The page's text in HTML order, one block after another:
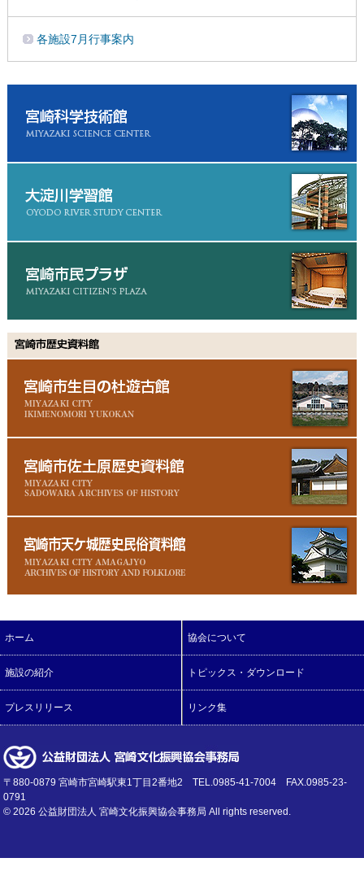
各施設7月行事案内
ホーム 協会について
施設の紹介 トピックス・ダウンロード
プレスリリース リンク集
〒880-0879 宮崎市宮崎駅東1丁目2番地2 TEL.0985-41-7004 FAX.0985-23-
0791
©2026 公益財団法人 宮崎文化振興協会事務局 All rights reserved.